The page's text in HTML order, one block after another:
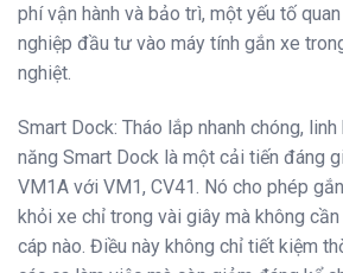
phí vận hành và bảo trì, một yếu tố
nghiệp đầu tư vào máy tính gắn xe
nghiệt.
Smart Dock: Tháo lắp nhanh chóng,
năng Smart Dock là một cải tiến đáng
VM1A với VM1, CV41. Nó cho phép
khỏi xe chỉ trong vài giây mà không
cáp nào . Điều này không chỉ tiết kiệm